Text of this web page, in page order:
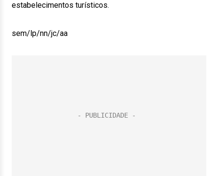
estabelecimentos turísticos.
sem/lp/nn/jc/aa